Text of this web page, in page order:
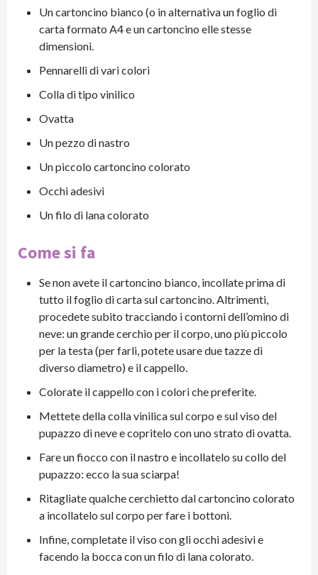
Un cartoncino bianco (o in alternativa un foglio di
carta formato A4 e un cartoncino elle stesse
dimensioni.
Pennarelli di vari colori
Colla di tipo vinilico
Ovatta
Un pezzo di nastro
Un piccolo cartoncino colorato
Occhi adesivi
Un filo di lana colorato
Come si fa
Se non avete il cartoncino bianco, incollate prima di
tutto il foglio di carta sul cartoncino. Altrimenti,
procedete subito tracciando i contorni dell’omino di
neve: un grande cerchio per il corpo, uno più piccolo
per la testa (per farli, potete usare due tazze di
diverso diametro) e il cappello.
Colorate il cappello con i colori che preferite.
Mettete della colla vinilica sul corpo e sul viso del
pupazzo di neve e copritelo con uno strato di ovatta.
Fare un fiocco con il nastro e incollatelo su collo del
pupazzo: ecco la sua sciarpa!
Ritagliate qualche cerchietto dal cartoncino colorato
a incollatelo sul corpo per fare i bottoni.
Infine, completate il viso con gli occhi adesivi e
facendo la bocca con un filo di lana colorato.